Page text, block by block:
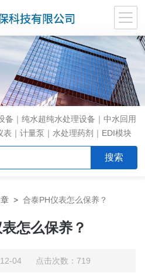
备｜纯水超纯水处理设备｜中水回用
｜计量泵｜水处理药剂｜EDI模块
>合泰PH仪表怎么保养？
怎么保养？
12-04 点击次数：719